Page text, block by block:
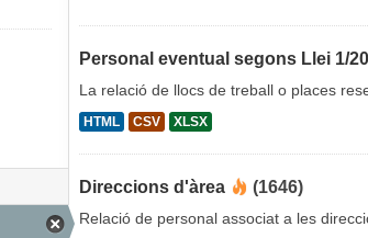
Personal eventual segons Llei 1/
La relació de llocs de treball o places
HTML CSV XLSX
Direccions d'àrea (1646)
Relació de personal associat a les